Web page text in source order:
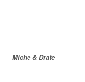
Miche & Drate